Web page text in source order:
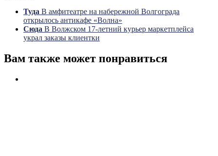
Туда В амфитеатре на набережной Волгограда
открылось антикафе «Волна»
Сюда В Волжском 17-летний курьер маркетплейса
украл заказы клиентки
Вам также может понравиться